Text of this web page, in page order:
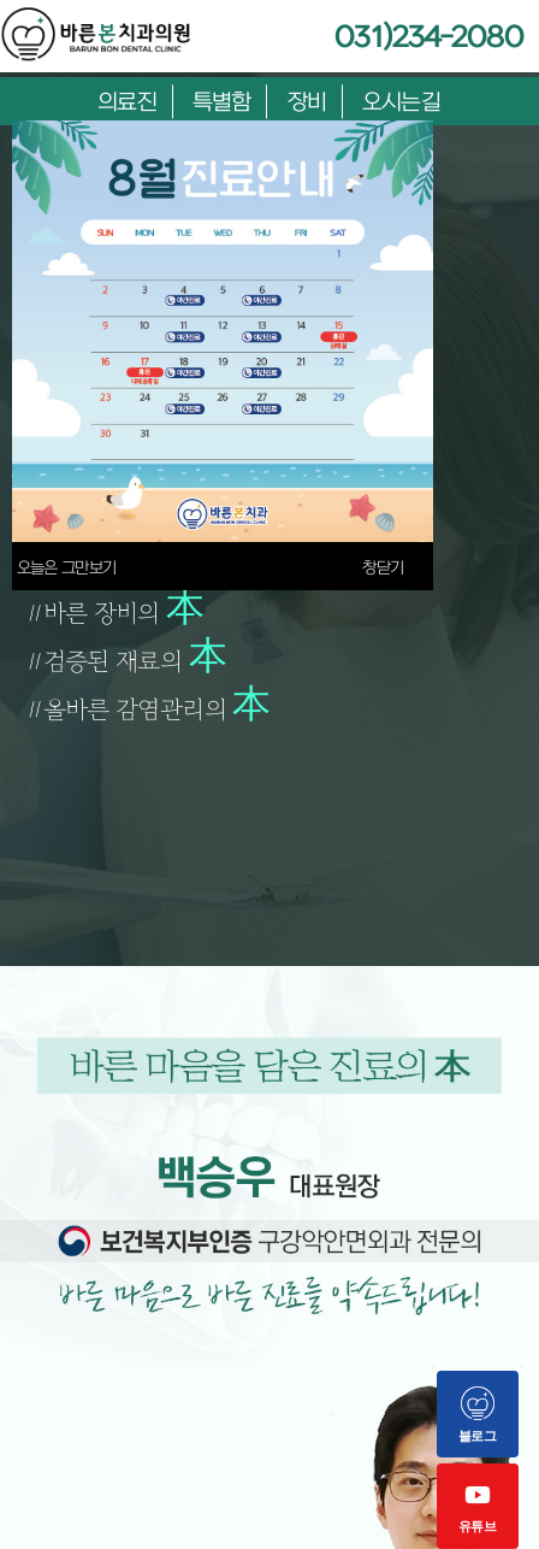
오늘은 그만보기 창닫기
031)234-2080
의료진 특별함 장비 오시는길
따뜻하고 진정성 있는 진료,
바른본치과입니다.
바른생각을 담았습니다
바른마음을 담았습니다
#올바른 수술의本
#초고령 환자를 위한
#바른 장비의本
#검증된 재료의 本
#올바른 감염관리의本
블로그
유튜브